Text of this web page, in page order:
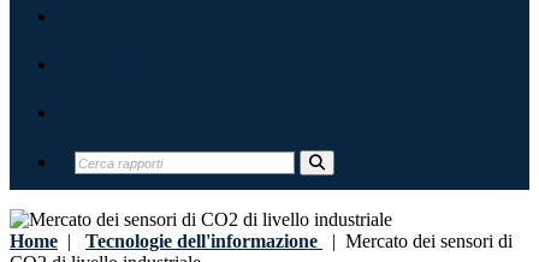
Home | Tecnologie dell'informazione | Mercato dei sensori di